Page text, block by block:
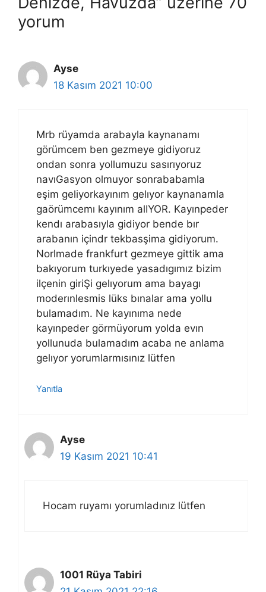
yorum
Ayse
18 Kasım 2021 10:00
Mrb rüyamda arabayla kaynanamı
görümcem ben gezmeye gidiyoruz
ondan sonra yollumuzu sasırıyoruz
navıGasyon olmuyor sonrababamla
eşim geliyorkayınım gelıyor kaynanamla
gaörümcemı kayınım alIYOR. Kayınpeder
kendı arabasıyla gidiyor bende bır
arabanın içindr tekbasşima gidiyorum.
Norlmade frankfurt gezmeye gittik ama
bakıyorum turkıyede yasadıgımız bizim
ilçenin giriŞi gelıyorum ama bayagı
moderınlesmis lüks bınalar ama yollu
bulamadım. Ne kayınıma nede
kayınpeder görmüyorum yolda evın
yollunuda bulamadım acaba ne anlama
gelıyor yorumlarmısınız lütfen
Yanıtla
Ayse
19 Kasım 2021 10:41
Hocam ruyamı yorumladınız lütfen
1001 Rüya Tabiri